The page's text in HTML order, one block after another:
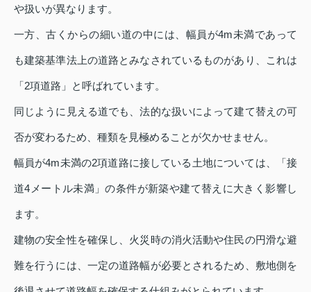
や扱いが異なります。
一方、古くからの細い道の中には、幅員が4m未満であって
も建築基準法上の道路とみなされているものがあり、これは
「2項道路」と呼ばれています。
同じように見える道でも、法的な扱いによって建て替えの可
否が変わるため、種類を見極めることが欠かせません。
幅員が4m未満の2項道路に接している土地については、「接
道4メートル未満」の条件が新築や建て替えに大きく影響し
ます。
建物の安全性を確保し、火災時の消火活動や住民の円滑な避
難を行うには、一定の道路幅が必要とされるため、敷地側を